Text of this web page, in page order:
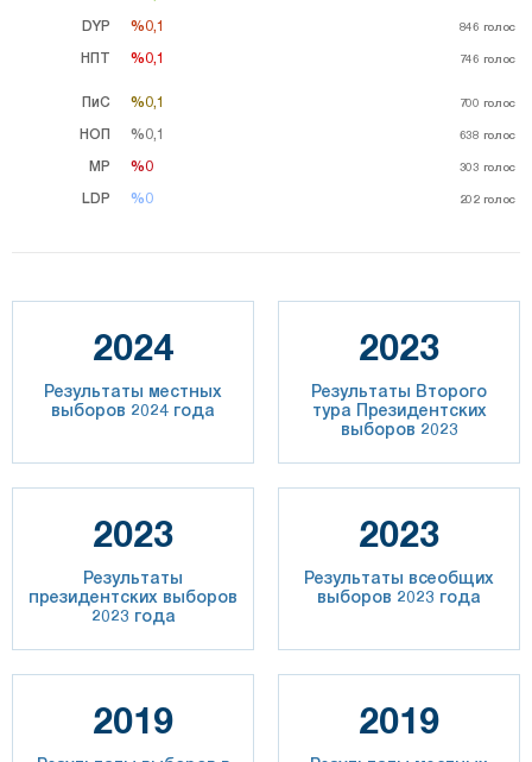
DYP
НПТ
%0,1 846 голос
%0,1 746 голос
%0,1
%0,1
ПиС
НОП
MP
LDP
%0,1 700 голос
%0,1 638 голос
%0 303 голос
%0 202 голос
%0,1
%0,1
%0
%0
2024
Результаты местных
выборов 2024 года
2023
Результаты Второго
тура Президентских
выборов 2023
2023
Результаты
президентских выборов
2023 года
2023
Результаты всеобщих
выборов 2023 года
2019 2019